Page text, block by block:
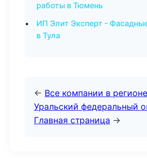
работы в Тюмень
ИП Элит Эксперт -
в Тула
← Все компании в регионе
Уральский федеральный
Главная страница →